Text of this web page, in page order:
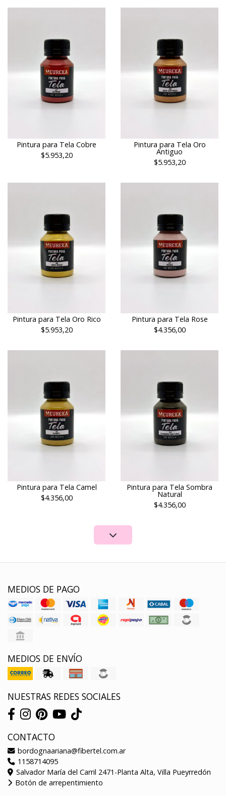
Pintura para Tela Cobre
$5.953,20
Pintura para Tela Oro
Antiguo
$5.953,20
Pintura para Tela Oro Rico
$5.953,20
Pintura para Tela Rose
$4.356,00
Pintura para Tela Camel
$4.356,00
Pintura para Tela Sombra
Natural
$4.356,00
MEDIOS DE PAGO
MEDIOS DE ENVÍO
NUESTRAS REDES SOCIALES
CONTACTO
bordognaariana@fibertel.com.ar
1158714095
Salvador María del Carril 2471-Planta Alta, Villa Pueyrredón
Botón de arrepentimiento